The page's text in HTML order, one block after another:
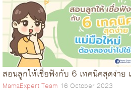
สอนลูกให้เชื่อฟังกับ 6 เทคนิคสุดง่าย
MamaExpert Team 16 October 2023